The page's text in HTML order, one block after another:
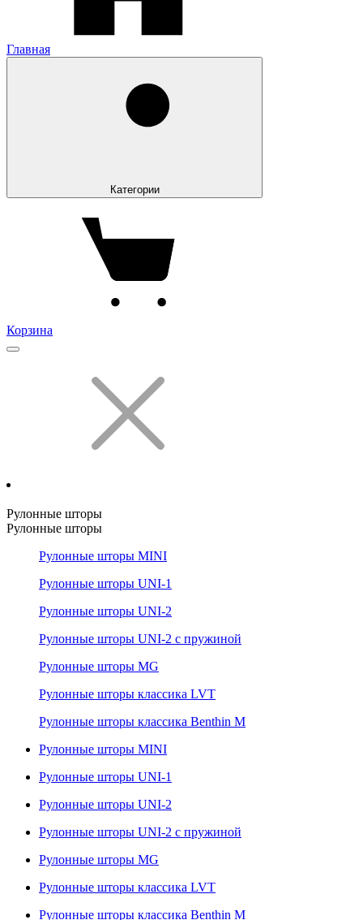
Главная
Категории
Корзина
Рулонные шторы
Рулонные шторы
Рулонные шторы MINI
Рулонные шторы UNI-1
Рулонные шторы UNI-2
Рулонные шторы UNI-2 с пружиной
Рулонные шторы MG
Рулонные шторы классика LVT
Рулонные шторы классика Benthin M
Рулонные шторы MINI
Рулонные шторы UNI-1
Рулонные шторы UNI-2
Рулонные шторы UNI-2 с пружиной
Рулонные шторы MG
Рулонные шторы классика LVT
Рулонные шторы классика Benthin M